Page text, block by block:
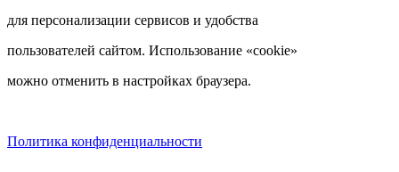
для персонализации сервисов и удобства
пользователей сайтом. Использование «cookie»
можно отменить в настройках браузера.
Политика конфиденциальности